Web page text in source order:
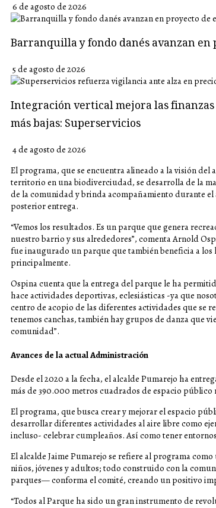
6 de agosto de 2026
Barranquilla y fondo danés avanzan
5 de agosto de 2026
Integración vertical mejora las
más bajas: Superservicios
4 de agosto de 2026
El programa, que se encuentra alineado a la visión
territorio en una biodiverciudad, se desarrolla de la
de la comunidad y brinda acompañamiento durante
posterior entrega.
“Vemos los resultados. Es un parque que genera
nuestro barrio y sus alrededores”, comenta Arnold
fue inaugurado un parque que también beneficia a los
principalmente.
Ospina cuenta que la entrega del parque le ha
hace actividades deportivas, eclesiásticas -ya que
centro de acopio de las diferentes actividades que se
tenemos canchas, también hay grupos de danza que
comunidad”.
Avances de la actual Administración
Desde el 2020 a la fecha, el alcalde Pumarejo ha
más de 390.000 metros cuadrados de espacio público
El programa, que busca crear y mejorar el espacio
desarrollar diferentes actividades al aire libre como
incluso- celebrar cumpleaños. Así como tener
El alcalde Jaime Pumarejo se refiere al programa
niños, jóvenes y adultos; todo construido con la
parques— conforma el comité, creando un positivo
“Todos al Parque ha sido un gran instrumento de